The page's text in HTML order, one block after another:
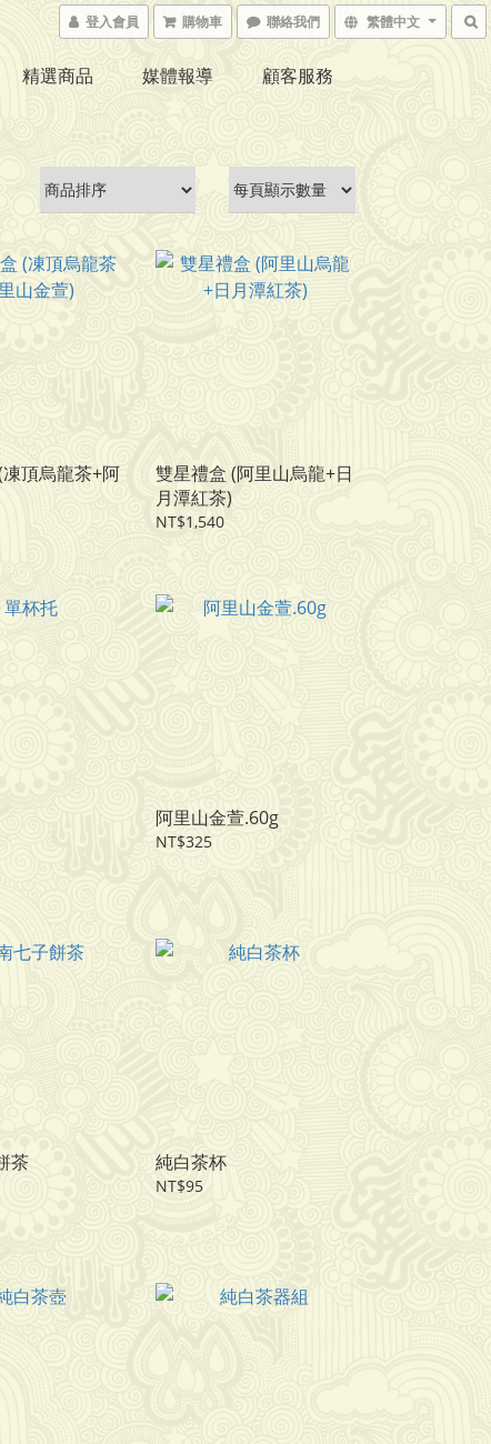
登入會員 購物車 聯絡我們 繁體中文
精選商品 媒體報導 顧客服務
頂烏龍茶+阿
雙星禮盒 (阿里山烏龍+日
月潭紅茶)
NT$1,540
阿里山金萱.60g
NT$325
茶 純白茶杯
NT$95